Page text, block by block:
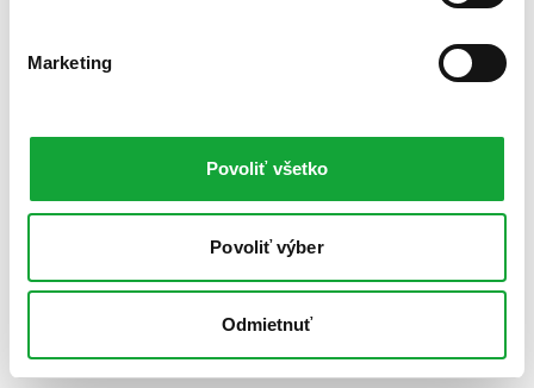
Marketing
Povoliť všetko
Povoliť výber
Odmietnuť